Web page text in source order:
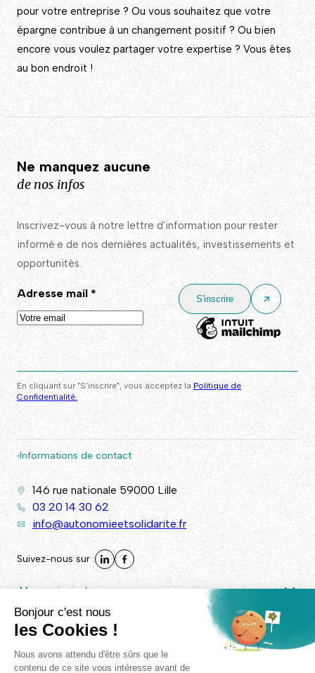
pour votre entreprise ? Ou vous souhaitez que votre
épargne contribue à un changement positif ? Ou bien
encore vous voulez partager votre expertise ? Vous êtes
au bon endroit !
Ne manquez aucune
de nos infos
Inscrivez-vous à notre lettre d'information pour rester
informé·e de nos dernières actualités, investissements et
opportunités.
Adresse mail *
En cliquant sur "S’inscrire", vous acceptez la Politique de
Confidentialité.
Informations de contact
146 rue nationale 59000 Lille
03 20 14 30 62
info@autonomieetsolidarite.fr
Suivez-nous sur :
Menu principal
Autres liens